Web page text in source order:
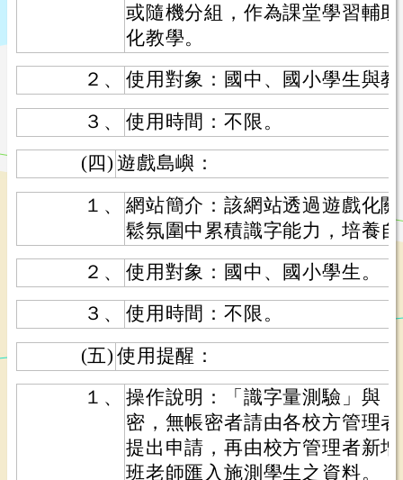
或隨機分組，作為課堂學習輔
化教學。
２、
使用對象：國中、國小學生與
３、
使用時間：不限。
(四) 遊戲島嶼：
１、
網站簡介：該網站透過遊戲化
鬆氛圍中累積識字能力，培養
２、
使用對象：國中、國小學生。
３、
使用時間：不限。
(五) 使用提醒：
１、
操作說明：「識字量測驗」與
密，無帳密者請由各校方管理
提出申請，再由校方管理者新
班老師匯入施測學生之資料。